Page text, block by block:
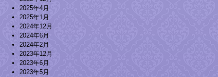
2025年4月
2025年1月
2024年12月
2024年6月
2024年2月
2023年12月
2023年6月
2023年5月